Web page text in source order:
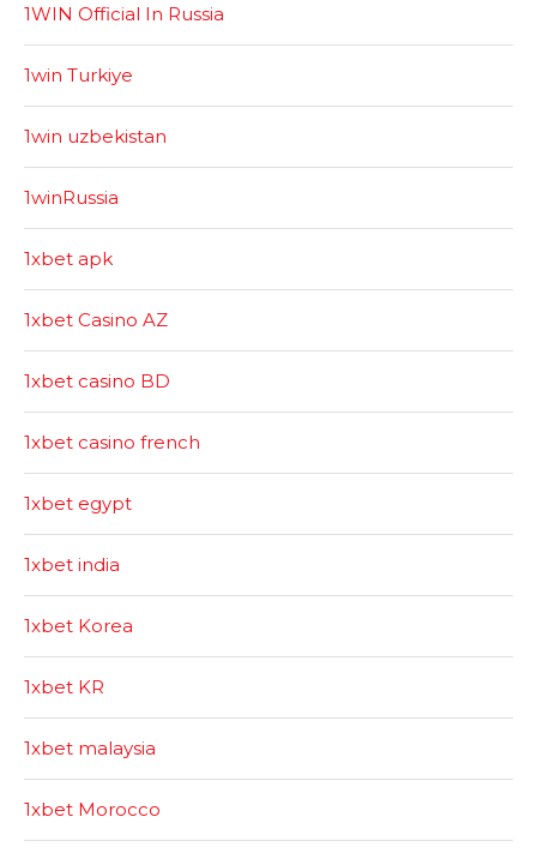
1WIN Official In Russia
1win Turkiye
1win uzbekistan
1winRussia
1xbet apk
1xbet Casino AZ
1xbet casino BD
1xbet casino french
1xbet egypt
1xbet india
1xbet Korea
1xbet KR
1xbet malaysia
1xbet Morocco